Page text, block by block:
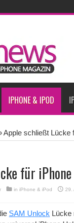
2026 um 7,5 Prozent
Checkliste für Apple-
für iPhone-Modelle 2027
große Gesundheits-
IPHONE & IPOD
Apple schließt Lücke
für
in iPhone & iPod 29.
SAM Unlock Lücke